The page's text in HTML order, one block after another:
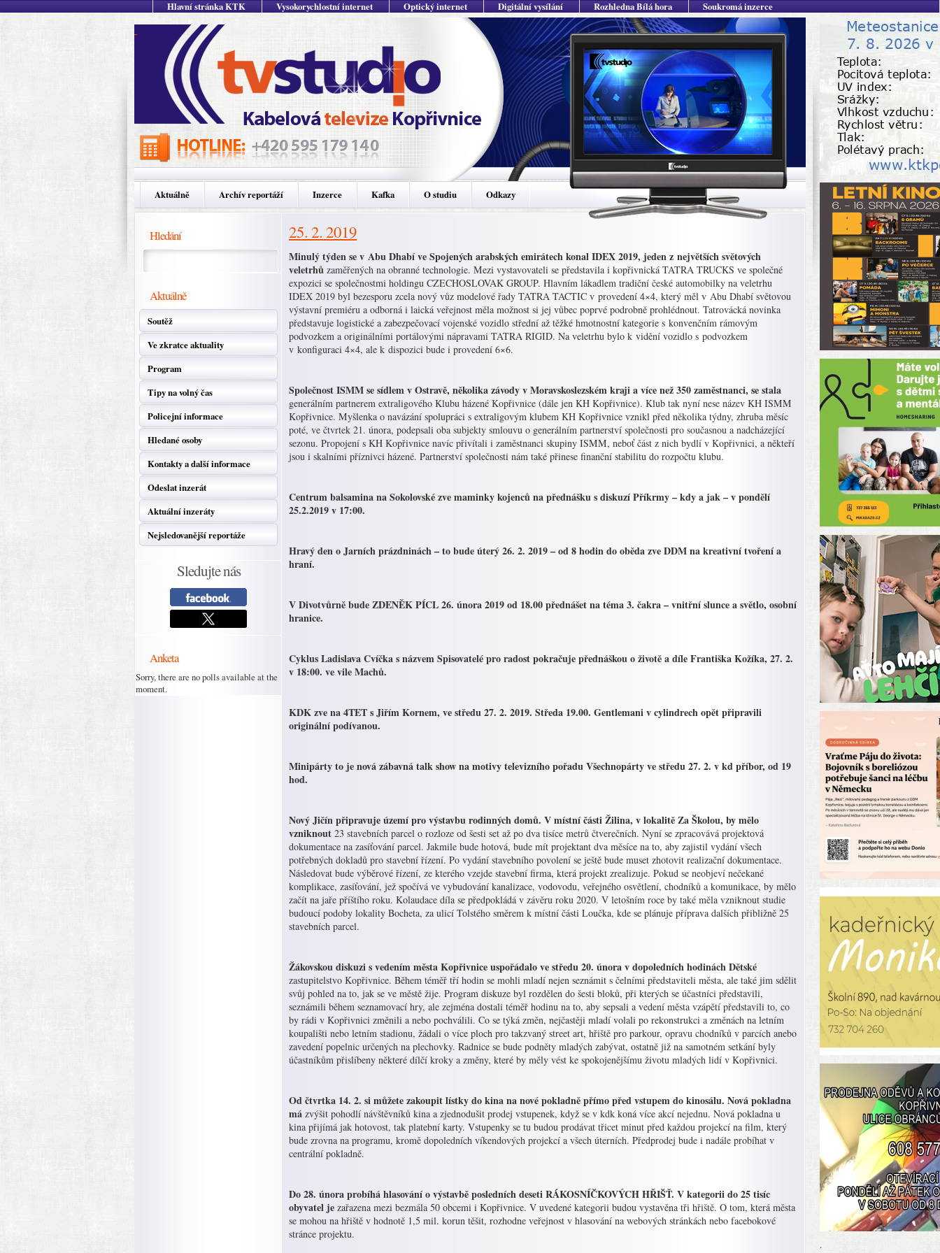
Hlavní stránka KTK Vysokorychlostní internet Optický internet Digitální vysílání Rozhledna Bílá hora Soukromá inzerce
Aktuálně Archív reportáží Inzerce Kafka O studiu Odkazy
Hledání
Aktuálně
Soutěž
Ve zkratce aktuality
Program
Tipy na volný čas
Policejní informace
Hledané osoby
Kontakty a další informace
Odeslat inzerát
Aktuální inzeráty
Nejsledovanější reportáže
Sledujte nás
Anketa
Sorry, there are no polls available at the
moment.
25. 2. 2019
Minulý týden se v Abu Dhabí ve Spojených arabských emirátech konal IDEX 2019, jeden z největších světových
veletrhů zaměřených na obranné technologie. Mezi vystavovateli se představila i kopřivnická TATRA TRUCKS ve společné
expozici se společnostmi holdingu CZECHOSLOVAK GROUP. Hlavním lákadlem tradiční české automobilky na veletrhu
IDEX 2019 byl bezesporu zcela nový vůz modelové řady TATRA TACTIC v provedení 4×4, který měl v Abu Dhabí světovou
výstavní premiéru a odborná i laická veřejnost měla možnost si jej vůbec poprvé podrobně prohlédnout. Tatrovácká novinka
představuje logistické a zabezpečovací vojenské vozidlo střední až těžké hmotnostní kategorie s konvenčním rámovým
podvozkem a originálními portálovými nápravami TATRA RIGID. Na veletrhu bylo k vidění vozidlo s podvozkem
v konfiguraci 4×4, ale k dispozici bude i provedení 6×6.
Společnost ISMM se sídlem v Ostravě, několika závody v Moravskoslezském kraji a více než 350 zaměstnanci, se stala
generálním partnerem extraligového Klubu házené Kopřivnice (dále jen KH Kopřivnice). Klub tak nyní nese název KH ISMM
Kopřivnice. Myšlenka o navázání spolupráci s extraligovým klubem KH Kopřivnice vznikl před několika týdny, zhruba měsíc
poté, ve čtvrtek 21. února, podepsali oba subjekty smlouvu o generálním partnerství společnosti pro současnou a nadcházející
sezonu. Propojení s KH Kopřivnice navíc přivítali i zaměstnanci skupiny ISMM, neboť část z nich bydlí v Kopřivnici, a někteří
jsou i skalními příznivci házené. Partnerství společnosti nám také přinese finanční stabilitu do rozpočtu klubu.
Centrum balsamina na Sokolovské zve maminky kojenců na přednášku s diskuzí Příkrmy – kdy a jak – v pondělí
25.2.2019 v 17:00.
Hravý den o Jarních prázdninách – to bude úterý 26. 2. 2019 – od 8 hodin do oběda zve DDM na kreativní tvoření a
hraní.
V Divotvůrně bude ZDENĚK PÍCL 26. února 2019 od 18.00 přednášet na téma 3. čakra – vnitřní slunce a světlo, osobní
hranice.
Cyklus Ladislava Cvíčka s názvem Spisovatelé pro radost pokračuje přednáškou o životě a díle Františka Kožíka, 27. 2.
v 18:00. ve vile Machů.
KDK zve na 4TET s Jiřím Kornem, ve středu 27. 2. 2019. Středa 19.00. Gentlemani v cylindrech opět připravili
originální podívanou.
Minipárty to je nová zábavná talk show na motivy televizního pořadu Všechnopárty ve středu 27. 2. v kd příbor, od 19
hod.
Nový Jičín připravuje území pro výstavbu rodinných domů. V místní části Žilina, v lokalitě Za Školou, by mělo
vzniknout 23 stavebních parcel o rozloze od šesti set až po dva tisíce metrů čtverečních. Nyní se zpracovává projektová
dokumentace na zasíťování parcel. Jakmile bude hotová, bude mít projektant dva měsíce na to, aby zajistil vydání všech
potřebných dokladů pro stavební řízení. Po vydání stavebního povolení se ještě bude muset zhotovit realizační dokumentace.
Následovat bude výběrové řízení, ze kterého vzejde stavební firma, která projekt zrealizuje. Pokud se neobjeví nečekané
komplikace, zasíťování, jež spočívá ve vybudování kanalizace, vodovodu, veřejného osvětlení, chodníků a komunikace, by mělo
začít na jaře příštího roku. Kolaudace díla se předpokládá v závěru roku 2020. V letošním roce by také měla vzniknout studie
budoucí podoby lokality Bocheta, za ulicí Tolstého směrem k místní části Loučka, kde se plánuje příprava dalších přibližně 25
stavebních parcel.
Žákovskou diskuzi s vedením města Kopřivnice uspořádalo ve středu 20. února v dopoledních hodinách Dětské
zastupitelstvo Kopřivnice. Během téměř tří hodin se mohli mladí nejen seznámit s čelními představiteli města, ale také jim sdělit
svůj pohled na to, jak se ve městě žije. Program diskuze byl rozdělen do šesti bloků, při kterých se účastníci představili,
seznámili během seznamovací hry, ale zejména dostali téměř hodinu na to, aby sepsali a vedení města vzápětí představili to, co
by rádi v Kopřivnici změnili a nebo pochválili. Co se týká změn, nejčastěji mladí volali po rekonstrukci a změnách na letním
koupališti nebo letním stadionu, žádali o více ploch pro takzvaný street art, hřiště pro parkour, opravu chodníků v parcích anebo
zavedení popelnic určených na plechovky. Radnice se bude podněty mladých zabývat, ostatně již na samotném setkání byly
účastníkům přislíbeny některé dílčí kroky a změny, které by měly vést ke spokojenějšímu životu mladých lidí v Kopřivnici.
Od čtvrtka 14. 2. si můžete zakoupit lístky do kina na nové pokladně přímo před vstupem do kinosálu. Nová pokladna
má zvýšit pohodlí návštěvníků kina a zjednodušit prodej vstupenek, když se v kdk koná více akcí nejednu. Nová pokladna u
kina přijímá jak hotovost, tak platební karty. Vstupenky se tu budou prodávat třicet minut před každou projekcí na film, který
bude zrovna na programu, kromě dopoledních víkendových projekcí a všech úterních. Předprodej bude i nadále probíhat v
centrální pokladně.
Do 28. února probíhá hlasování o výstavbě posledních deseti RÁKOSNÍČKOVÝCH HŘIŠŤ. V kategorii do 25 tisíc
obyvatel je zařazena mezi bezmála 50 obcemi i Kopřivnice. V uvedené kategorii budou vystavěna tři hřiště. O tom, která města
se mohou na hřiště v hodnotě 1,5 mil. korun těšit, rozhodne veřejnost v hlasování na webových stránkách nebo facebokové
stránce projektu.
.